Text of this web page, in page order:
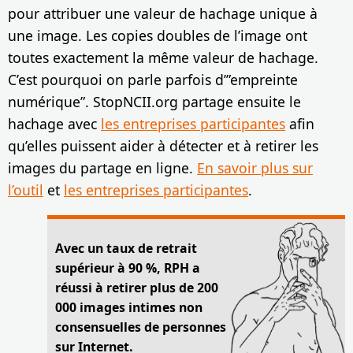
pour attribuer une valeur de hachage unique à
une image. Les copies doubles de l’image ont
toutes exactement la même valeur de hachage.
C’est pourquoi on parle parfois d’”empreinte
numérique”. StopNCII.org partage ensuite le
hachage avec les entreprises participantes afin
qu’elles puissent aider à détecter et à retirer les
images du partage en ligne. En savoir plus sur
l’outil et les entreprises participantes.
Avec un taux de retrait
supérieur à 90 %, RPH a
réussi à retirer plus de 200
000 images intimes non
consensuelles de personnes
sur Internet.